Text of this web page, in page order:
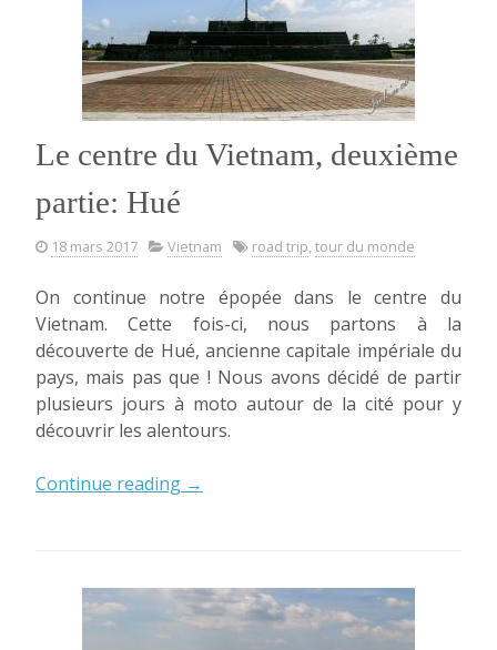
Le centre du Vietnam, deuxième
partie: Hué
18 mars 2017 Vietnam road trip, tour du monde
On continue notre épopée dans le centre du
Vietnam. Cette fois-ci, nous partons à la
découverte de Hué, ancienne capitale impériale du
pays, mais pas que ! Nous avons décidé de partir
plusieurs jours à moto autour de la cité pour y
découvrir les alentours.
Continue reading « Le
deuxième
partie:
→